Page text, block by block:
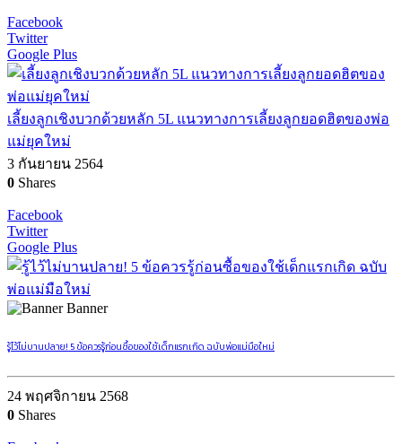
Facebook
Twitter
Google Plus
เลี้ยงลูกเชิงบวกด้วยหลัก 5L แนวทางการเลี้ยงลูกยอดฮิตของพ่อ
แม่ยุคใหม่
3 กันยายน 2564
0 Shares
Facebook
Twitter
Google Plus
Banner
รู้ไว้ไม่บานปลาย! 5 ข้อควรรู้ก่อนซื้อของใช้เด็กแรกเกิด ฉบับพ่อแม่มือใหม่
24 พฤศจิกายน 2568
0 Shares